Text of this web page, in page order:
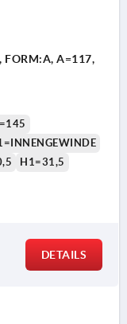
FORM:A, A=117,
H1=31,5
DETAILS